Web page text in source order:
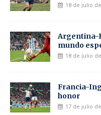
18 de julio
Argentina-
mundo
18 de julio
Francia-
honor
17 de julio